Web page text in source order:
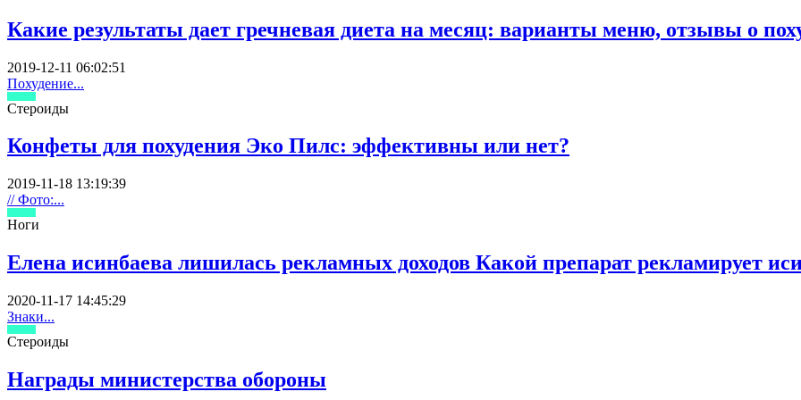
Какие результаты дает гречневая диета на месяц: варианты меню, отзывы о
2019-12-11 06:02:51
Похудение...
Стероиды
Конфеты для похудения Эко Пилс: эффективны или нет?
2019-11-18 13:19:39
// Фото:...
Ноги
Елена исинбаева лишилась рекламных доходов Какой препарат рекламирует
2020-11-17 14:45:29
Знаки...
Стероиды
Награды министерства обороны